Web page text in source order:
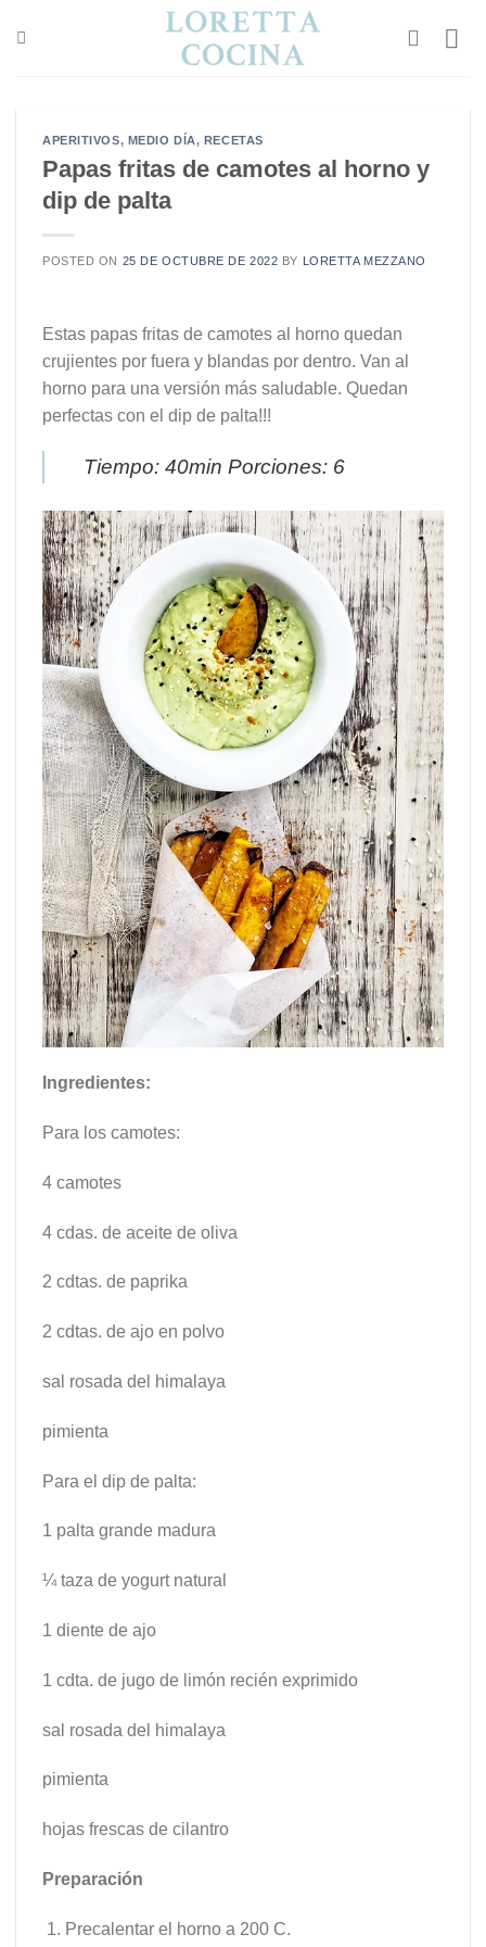
APERITIVOS, MEDIO DÍA, RECETAS
Papas fritas de camotes al horno y
dip de palta
POSTED ON 25 DE OCTUBRE DE 2022 BY LORETTA MEZZANO
Estas papas fritas de camotes al horno quedan
crujientes por fuera y blandas por dentro. Van al
horno para una versión más saludable. Quedan
perfectas con el dip de palta!!!
Tiempo: 40min Porciones: 6
Ingredientes:
Para los camotes:
4 camotes
4 cdas. de aceite de oliva
2 cdtas. de paprika
2 cdtas. de ajo en polvo
sal rosada del himalaya
pimienta
Para el dip de palta:
1 palta grande madura
¼ taza de yogurt natural
1 diente de ajo
1 cdta. de jugo de limón recién exprimido
sal rosada del himalaya
pimienta
hojas frescas de cilantro
Preparación
Precalentar el horno a 200 C.